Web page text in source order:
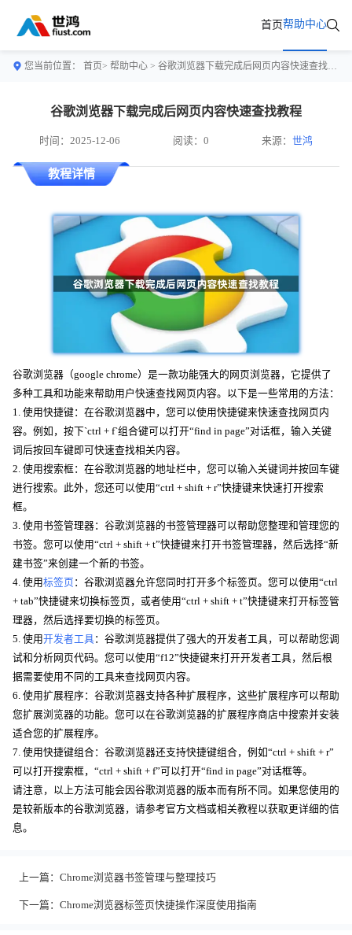
首页帮助中心
您当前位置： 首页> 帮助中心 > 谷歌浏览器下载完成后网页内容快速查找教程
谷歌浏览器下载完成后网页内容快速查找教程
时间：2025-12-06 阅读：0 来源：世鸿
教程详情
谷歌浏览器（google chrome）是一款功能强大的网页浏览器，它提供了
多种工具和功能来帮助用户快速查找网页内容。以下是一些常用的方法：
1. 使用快捷键：在谷歌浏览器中，您可以使用快捷键来快速查找网页内
容。例如，按下`ctrl + f`组合键可以打开“find in page”对话框，输入关键
词后按回车键即可快速查找相关内容。
2. 使用搜索框：在谷歌浏览器的地址栏中，您可以输入关键词并按回车键
进行搜索。此外，您还可以使用“ctrl + shift + r”快捷键来快速打开搜索
框。
3. 使用书签管理器：谷歌浏览器的书签管理器可以帮助您整理和管理您的
书签。您可以使用“ctrl + shift + t”快捷键来打开书签管理器，然后选择“新
建书签”来创建一个新的书签。
4. 使用标签页 ：谷歌浏览器允许您同时打开多个标签页。您可以使用“ctrl
+ tab”快捷键来切换标签页，或者使用“ctrl + shift + t”快捷键来打开标签管
理器，然后选择要切换的标签页。
5. 使用开发者工具：谷歌浏览器提供了强大的开发者工具，可以帮助您调
试和分析网页代码。您可以使用“f12”快捷键来打开开发者工具，然后根
据需要使用不同的工具来查找网页内容。
6. 使用扩展程序：谷歌浏览器支持各种扩展程序，这些扩展程序可以帮助
您扩展浏览器的功能。您可以在谷歌浏览器的扩展程序商店中搜索并安装
适合您的扩展程序。
7. 使用快捷键组合：谷歌浏览器还支持快捷键组合，例如“ctrl + shift + r”
可以打开搜索框，“ctrl + shift + f”可以打开“find in page”对话框等。
请注意，以上方法可能会因谷歌浏览器的版本而有所不同。如果您使用的
是较新版本的谷歌浏览器，请参考官方文档或相关教程以获取更详细的信
息。
上一篇： Chrome浏览器书签管理与整理技巧
下一篇： Chrome浏览器标签页快捷操作深度使用指南